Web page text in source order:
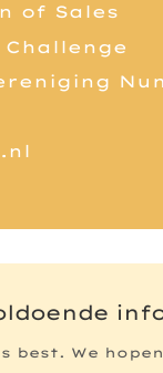
of Sales
Challenge
best. We